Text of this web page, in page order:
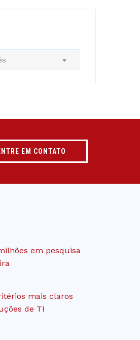
EM CONTATO
em pesquisa
mais claros
de TI